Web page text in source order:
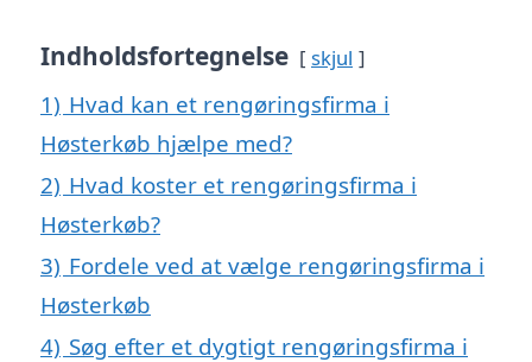
Indholdsfortegnelse skjul
1) Hvad kan et rengøringsfirma i
Høsterkøb hjælpe med?
2) Hvad koster et rengøringsfirma i
Høsterkøb?
3) Fordele ved at vælge rengøringsfirma i
Høsterkøb
4) Søg efter et dygtigt rengøringsfirma i